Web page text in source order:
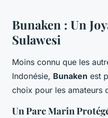
Bunaken : Un
Sulawesi
Moins connu que les
Indonésie, Bunaken est
choix pour les amateurs
Un Parc Marin